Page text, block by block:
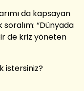
da kapsayan
“Dünyada
de kriz yöneten
istersiniz?